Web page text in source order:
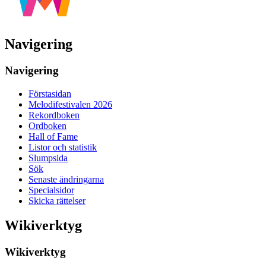
Navigering
Navigering
Förstasidan
Melodifestivalen 2026
Rekordboken
Ordboken
Hall of Fame
Listor och statistik
Slumpsida
Sök
Senaste ändringarna
Specialsidor
Skicka rättelser
Wikiverktyg
Wikiverktyg